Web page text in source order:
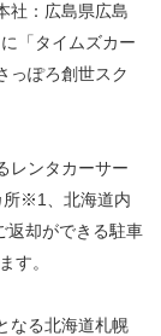
社：広島県広島
「タイムズカー
っぽろ創世スク
レンタカーサー
所※1、北海道内
返却ができる駐車
す。
なる北海道札幌